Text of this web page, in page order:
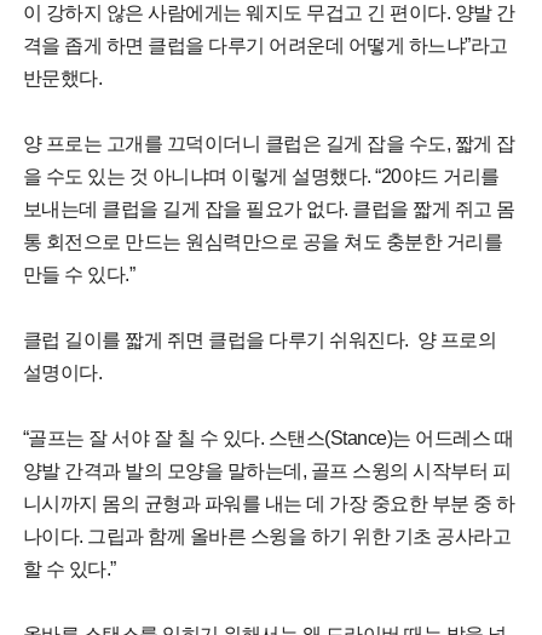
이 강하지 않은 사람에게는 웨지도 무겁고 긴 편이다. 양발 간
격을 좁게 하면 클럽을 다루기 어려운데 어떻게 하느냐”라고
반문했다.
양 프로는 고개를 끄덕이더니 클럽은 길게 잡을 수도, 짧게 잡
을 수도 있는 것 아니냐며 이렇게 설명했다. “20야드 거리를
보내는데 클럽을 길게 잡을 필요가 없다. 클럽을 짧게 쥐고 몸
통 회전으로 만드는 원심력만으로 공을 쳐도 충분한 거리를
만들 수 있다.”
클럽 길이를 짧게 쥐면 클럽을 다루기 쉬워진다. 양 프로의
설명이다.
“골프는 잘 서야 잘 칠 수 있다. 스탠스(Stance)는 어드레스 때
양발 간격과 발의 모양을 말하는데, 골프 스윙의 시작부터 피
니시까지 몸의 균형과 파워를 내는 데 가장 중요한 부분 중 하
나이다. 그립과 함께 올바른 스윙을 하기 위한 기초 공사라고
할 수 있다.”